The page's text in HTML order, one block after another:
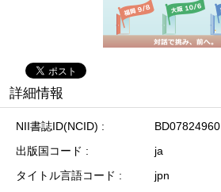
詳細情報
NII書誌ID(NCID)
BD07824960
出版国コード
ja
タイトル言語コード
jpn